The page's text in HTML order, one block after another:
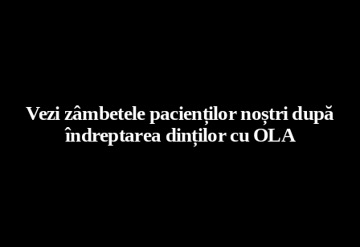
Vezi zâmbetele pacienților noștri după
îndreptarea dinților cu OLA